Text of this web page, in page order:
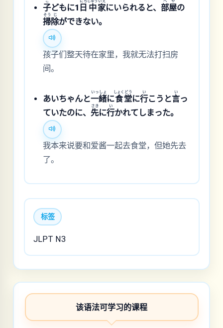
子どもに1 日 中家にいられると、部屋の
掃
そう
除
じ
ができない。
孩子们整天待在家里，我就无法打扫房
间。
あいちゃんと一
いっ
緒
しょ
に食
しょく
堂
どう
に行
い
こうと言
い
っ
ていたのに、 先
さき
に行
い
かれてしまった。
我本来说要和爱酱一起去食堂，但她先去
了。
标签
JLPT N3
该语法可学习的课程